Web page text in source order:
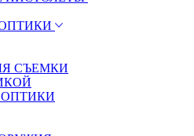
СЪЕМКИ